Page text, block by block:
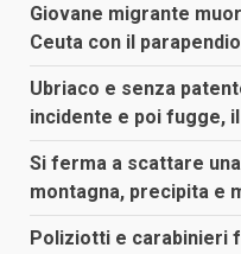
Giovane migrante
Ceuta con il parapendio
Ubriaco e senza
incidente e poi fugge,
Si ferma a scattare
montagna, precipita e
Poliziotti e carabinieri